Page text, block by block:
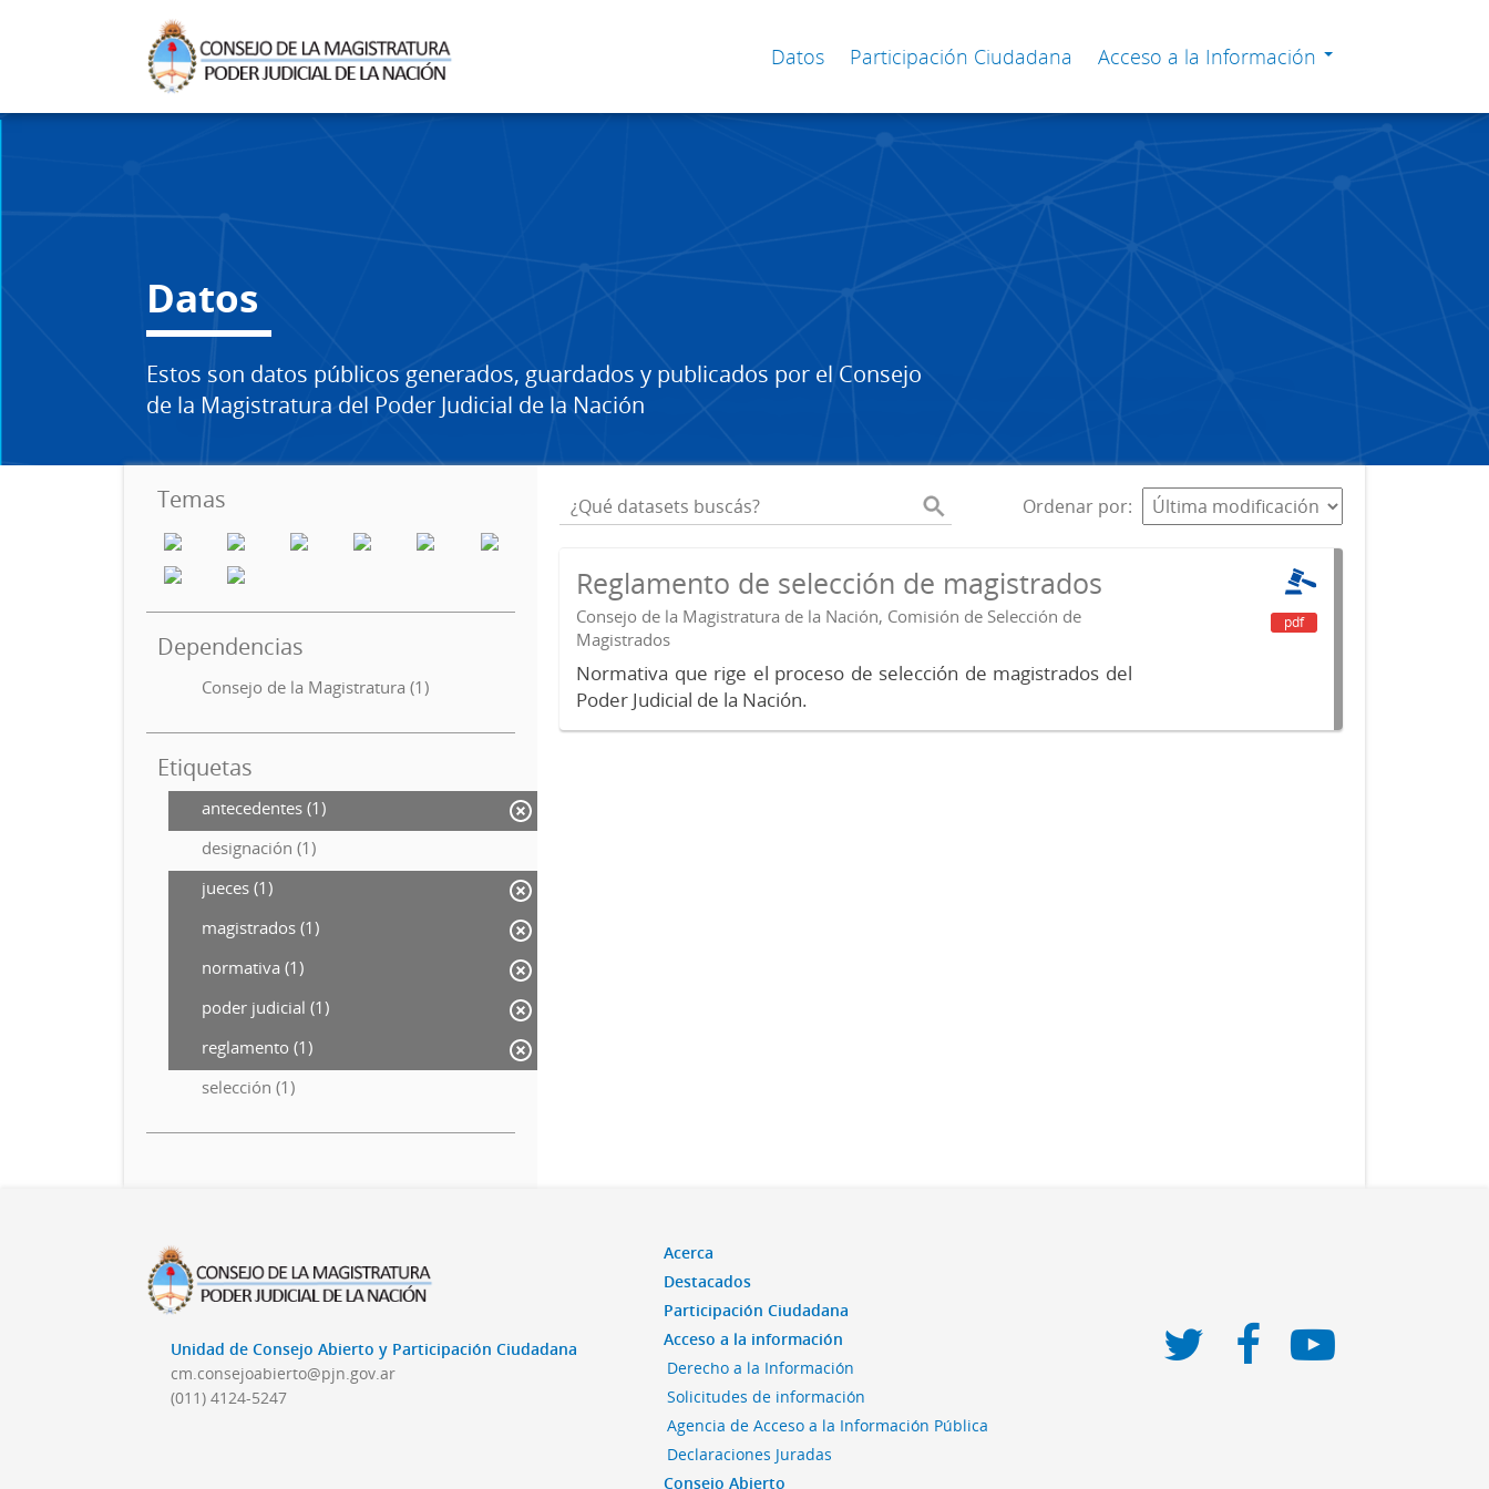
Datos Participación Ciudadana Acceso a la Información
Datos
Estos son datos públicos generados, guardados y publicados por el Consejo
de la Magistratura del Poder Judicial de la Nación
Temas
Dependencias
Consejo de la Magistratura (1)
Etiquetas
antecedentes (1)
designación (1)
jueces (1)
magistrados (1)
normativa (1)
poder judicial (1)
reglamento (1)
selección (1)
Ordenar por
Reglamento de selección de magistrados
Consejo de la Magistratura de la Nación, Comisión de Selección de
Magistrados
Normativa que rige el proceso de selección de magistrados del
Poder Judicial de la Nación.
pdf
Unidad de Consejo Abierto y Participación Ciudadana
cm.consejoabierto@pjn.gov.ar
(011) 4124-5247
Acerca
Destacados
Participación Ciudadana
Acceso a la información
Derecho a la Información
Solicitudes de información
Agencia de Acceso a la Información Pública
Declaraciones Juradas
Consejo Abierto